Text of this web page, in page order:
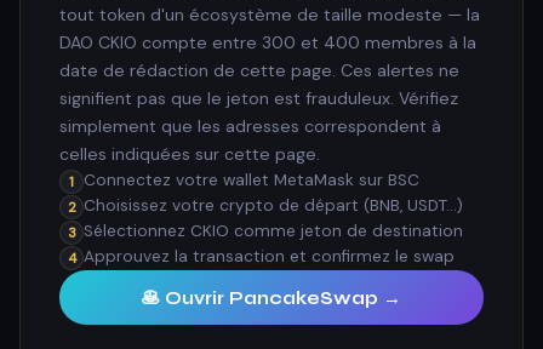
tout token d'un écosystème de taille modeste — la
DAO CKIO compte entre 300 et 400 membres à la
date de rédaction de cette page. Ces alertes ne
signifient pas que le jeton est frauduleux. Vérifiez
simplement que les adresses correspondent à
celles indiquées sur cette page.
1 Connectez votre wallet MetaMask sur BSC
2 Choisissez votre crypto de départ (BNB, USDT…)
3 Sélectionnez CKIO comme jeton de destination
4 Approuvez la transaction et confirmez le swap
🥞 Ouvrir PancakeSwap →